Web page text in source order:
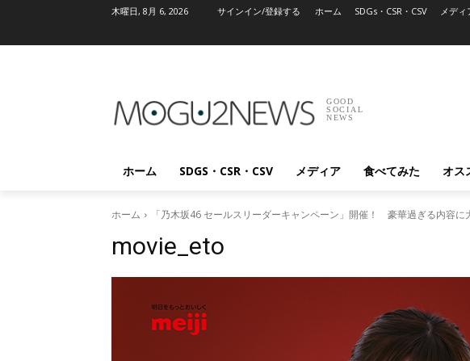
木曜日, 8月 6, 2026 サインイン/登録する ホーム SDGs・CSR・CSV メディ
GOOD
SOCIAL
NEWS
ホーム SDGS・CSR・CSV メディア 食べてみた オス
ホーム 「乃木坂46 セールスリーダーキャンペーン」開催！ 豪華過ぎる内容に
movie_eto